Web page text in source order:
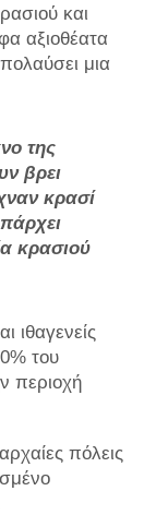
και
αξιοθέατα
μια
της
βρει
κρασί
κρασιού
ιθαγενείς
του
περιοχή
πόλεις